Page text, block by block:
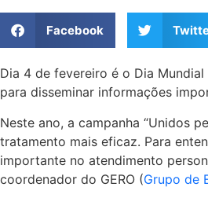
Facebook
Dia 4 de fevereiro é o Dia
para disseminar informações
Neste ano, a campanha “Unidos
tratamento mais eficaz. Para
importante no atendimento
coordenador do GERO (Grupo de